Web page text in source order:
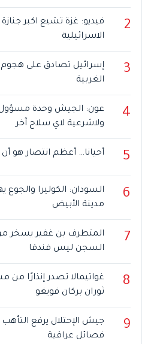
2
فيديو: غزة تشيع اكبر جنازة
الاسرائيلية
3
إسرائيل تصادق على
الغربية
4
عون: الجيش وحدة مسؤول
ولاشرعية لاي سلاح آخر
5 أحيانا… أعظم انتصار هو
6
السودان: الكوليرا والجوع
مدينة الأبيض
7
المتطرف بن غفير يسخر
السجن ليس فندقا
8
غواتيمالا تصدر إنذارًا
ثوران بركان فويغو
9
جيش الإحتلال يرفع
فصائل عراقية